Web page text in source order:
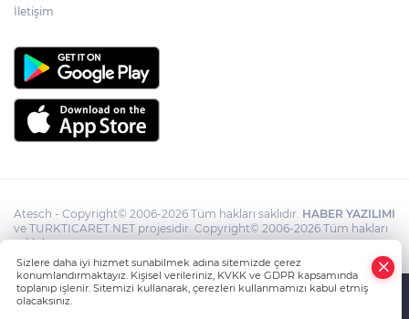
İletişim
Atesch - Copyright© 2006-2026 Tüm hakları saklıdır. HABER YAZILIMI
ve TURKTICARET.NET projesidir. Copyright© 2006-2026 Tüm hakları
saklıdır.
Sizlere daha iyi hizmet sunabilmek adına sitemizde çerez
konumlandırmaktayız. Kişisel verileriniz, KVKK ve GDPR kapsamında
toplanıp işlenir. Sitemizi kullanarak, çerezleri kullanmamızı kabul etmiş
olacaksınız.